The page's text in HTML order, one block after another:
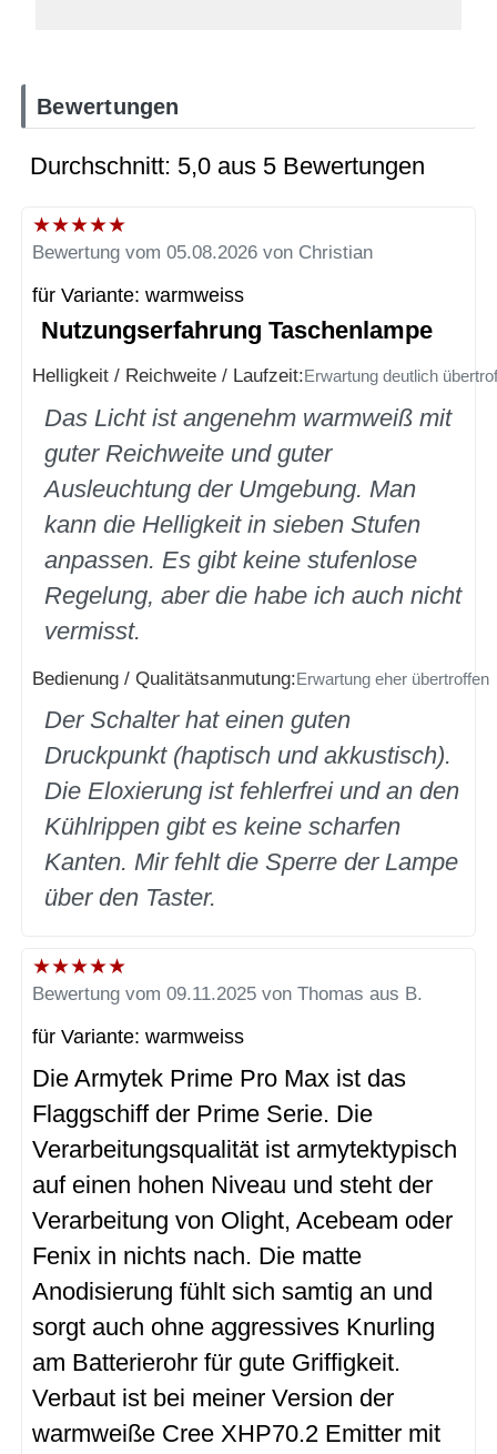
Bewertungen
Durchschnitt: 5,0 aus 5 Bewertungen
★★★★★
Bewertung vom 05.08.2026 von Christian
für Variante: warmweiss
Nutzungserfahrung Taschenlampe
Helligkeit / Reichweite / Laufzeit:Erwartung deutlich
Das Licht ist angenehm warmweiß mit
guter Reichweite und guter
Ausleuchtung der Umgebung. Man
kann die Helligkeit in sieben Stufen
anpassen. Es gibt keine stufenlose
Regelung, aber die habe ich auch nicht
vermisst.
Bedienung / Qualitätsanmutung:Erwartung eher übertroffen
Der Schalter hat einen guten
Druckpunkt (haptisch und akkustisch).
Die Eloxierung ist fehlerfrei und an den
Kühlrippen gibt es keine scharfen
Kanten. Mir fehlt die Sperre der Lampe
über den Taster.
★★★★★
Bewertung vom 09.11.2025 von Thomas aus B.
für Variante: warmweiss
Die Armytek Prime Pro Max ist das
Flaggschiff der Prime Serie. Die
Verarbeitungsqualität ist armytektypisch
auf einen hohen Niveau und steht der
Verarbeitung von Olight, Acebeam oder
Fenix in nichts nach. Die matte
Anodisierung fühlt sich samtig an und
sorgt auch ohne aggressives Knurling
am Batterierohr für gute Griffigkeit.
Verbaut ist bei meiner Version der
warmweiße Cree XHP70.2 Emitter mit